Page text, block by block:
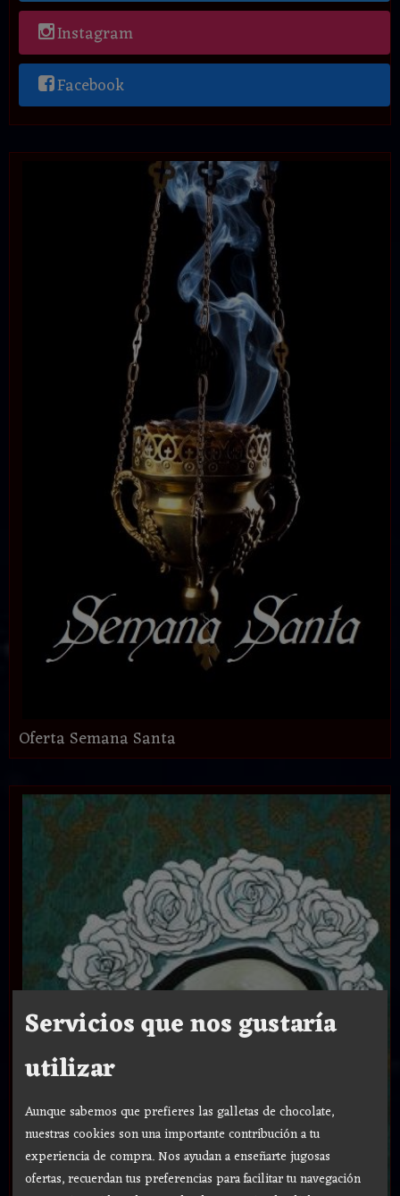
Instagram
Facebook
Oferta Semana Santa
Servicios que nos gustaría
utilizar
Aunque sabemos que prefieres las galletas de chocolate,
nuestras cookies son una importante contribución a tu
experiencia de compra. Nos ayudan a enseñarte jugosas
ofertas, recuerdan tus preferencias para facilitar tu navegación